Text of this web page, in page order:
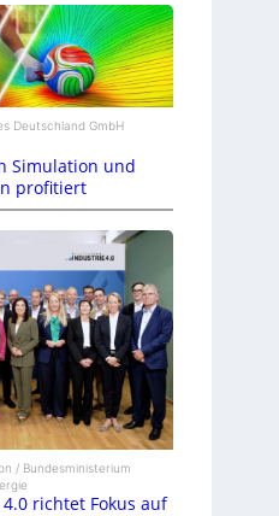
Deutschland GmbH
Simulation und
profitiert
/ Bundesministerium
richtet Fokus auf